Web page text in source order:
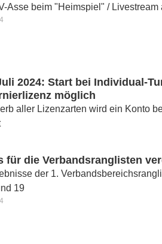
Asse beim "Heimspiel" / Livestream
2024: Start bei Individual-
möglich
aller Lizenzarten wird ein Konto
für die Verbandsranglisten
der 1.
19